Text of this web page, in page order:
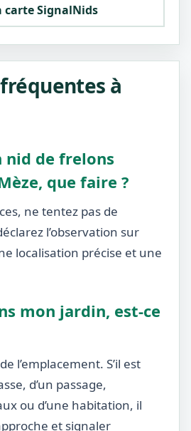
carte SignalNids
à
nid de frelons
que faire ?
ne tentez pas de
l’observation sur
localisation précise et une
mon jardin, est-ce
l’emplacement. S’il est
d’un passage,
ou d’une habitation, il
et signaler